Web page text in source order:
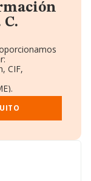
CIF,